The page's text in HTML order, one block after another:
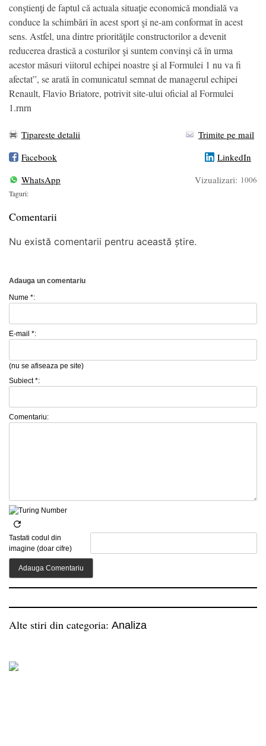
conştienţi de faptul că actuala situaţie economică mondială va
conduce la schimbări în acest sport şi ne-am conformat în acest
sens. Astfel, una dintre priorităţile constructorilor a devenit
reducerea drastică a costurilor şi suntem convinşi că în urma
acestor măsuri viitorul echipei noastre şi al Formulei 1 nu va fi
afectat”, se arată în comunicatul semnat de managerul echipei
Renault, Flavio Briatore, potrivit site-ului oficial al Formulei
1.rnrn
Tipareste detalii
Trimite pe mail
Facebook
LinkedIn
WhatsApp
Vizualizari: 1006
Taguri:
Comentarii
Nu există comentarii pentru această știre.
Adauga un comentariu
Nume *:
E-mail *:
(nu se afiseaza pe site)
Subiect *:
Comentariu:
Tastati codul din
imagine (doar cifre)
Alte stiri din categoria: Analiza